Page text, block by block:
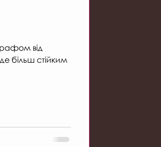
від
більш стійким